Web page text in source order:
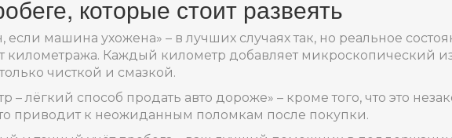
которые стоит развеять
если машина ухожена» – в лучших случаях так, но реальное
километража. Каждый километр добавляет микроскопический
чисткой и смазкой.
– лёгкий способ продать авто дороже» – кроме того, что это
приводит к неожиданным поломкам после покупки.